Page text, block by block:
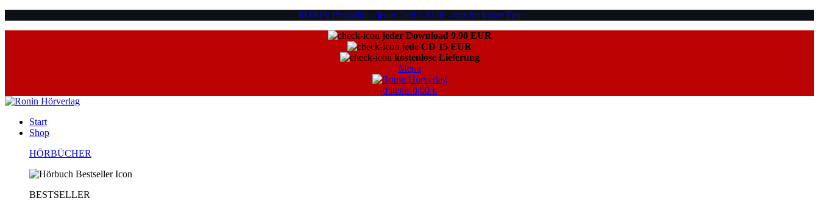
RONIN Bestseller - jeder Titel 5 EUR - nur für kurze Zeit
jeder Download 9,90 EUR
jede CD 15 EUR
kostenlose Lieferung
Menu
0 items 0,00 €
Start
Shop
HÖRBÜCHER
BESTSELLER